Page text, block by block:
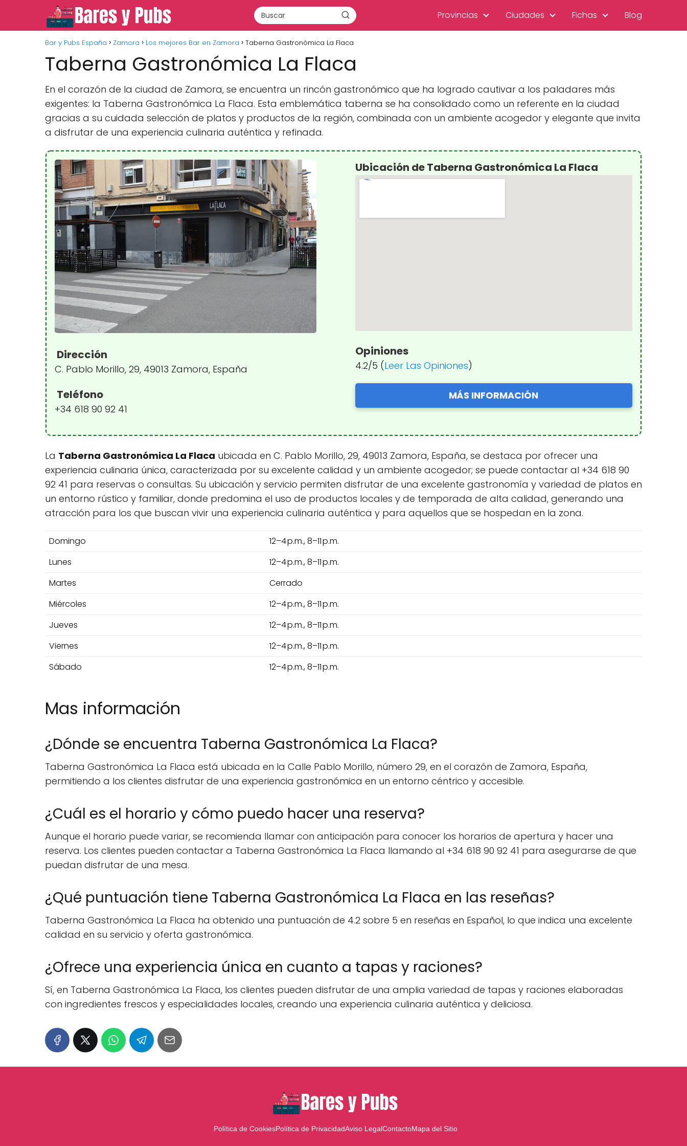
Provincias Ciudades Fichas Blog
Bar y Pubs España Zamora Los mejores Bar en Zamora Taberna Gastronómica La Flaca
Taberna Gastronómica La Flaca
En el corazón de la ciudad de Zamora, se encuentra un rincón gastronómico que ha logrado cautivar a los paladares más
exigentes: la Taberna Gastronómica La Flaca. Esta emblemática taberna se ha consolidado como un referente en la ciudad
gracias a su cuidada selección de platos y productos de la región, combinada con un ambiente acogedor y elegante que invita
a disfrutar de una experiencia culinaria auténtica y refinada.
Dirección
C. Pablo Morillo, 29, 49013 Zamora, España
Teléfono
+34 618 90 92 41
Ubicación de Taberna Gastronómica La Flaca
Opiniones
4.2/5 (Leer Las Opiniones)
MÁS INFORMACIÓN
La Taberna Gastronómica La Flaca ubicada en C. Pablo Morillo, 29, 49013 Zamora, España, se destaca por ofrecer una
experiencia culinaria única, caracterizada por su excelente calidad y un ambiente acogedor; se puede contactar al +34 618 90
92 41 para reservas o consultas. Su ubicación y servicio permiten disfrutar de una excelente gastronomía y variedad de platos en
un entorno rústico y familiar, donde predomina el uso de productos locales y de temporada de alta calidad, generando una
atracción para los que buscan vivir una experiencia culinaria auténtica y para aquellos que se hospedan en la zona.
Domingo
12–4 p.m., 8–11 p.m.
Lunes
12–4 p.m., 8–11 p.m.
Martes
Cerrado
Miércoles
12–4 p.m., 8–11 p.m.
Jueves
12–4 p.m., 8–11 p.m.
Viernes
12–4 p.m., 8–11 p.m.
Sábado
12–4 p.m., 8–11 p.m.
Mas información
¿Dónde se encuentra Taberna Gastronómica La Flaca?
Taberna Gastronómica La Flaca está ubicada en la Calle Pablo Morillo, número 29, en el corazón de Zamora, España,
permitiendo a los clientes disfrutar de una experiencia gastronómica en un entorno céntrico y accesible.
¿Cuál es el horario y cómo puedo hacer una reserva?
Aunque el horario puede variar, se recomienda llamar con anticipación para conocer los horarios de apertura y hacer una
reserva. Los clientes pueden contactar a Taberna Gastronómica La Flaca llamando al +34 618 90 92 41 para asegurarse de que
puedan disfrutar de una mesa.
¿Qué puntuación tiene Taberna Gastronómica La Flaca en las reseñas?
Taberna Gastronómica La Flaca ha obtenido una puntuación de 4.2 sobre 5 en reseñas en Español, lo que indica una excelente
calidad en su servicio y oferta gastronómica.
¿Ofrece una experiencia única en cuanto a tapas y raciones?
Sí, en Taberna Gastronómica La Flaca, los clientes pueden disfrutar de una amplia variedad de tapas y raciones elaboradas
con ingredientes frescos y especialidades locales, creando una experiencia culinaria auténtica y deliciosa.
Política de CookiesPolítica de PrivacidadAviso LegalContactoMapa del Sitio